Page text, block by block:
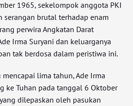
1965, sekelompok anggota PKI
serangan brutal terhadap enam
perwira Angkatan Darat
Irma Suryani dan keluarganya
tak berdosa dalam peristiwa ini.
mencapai lima tahun, Ade Irma
ke Tuhan pada tanggal 6 Oktober
dilepaskan oleh pasukan